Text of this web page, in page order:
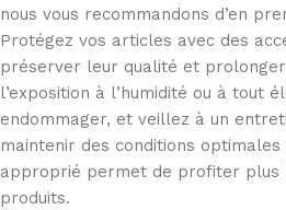
nous vous recommandons d’en
Protégez vos articles avec des
préserver leur qualité et
l’exposition à l’humidité ou à tout
endommager, et veillez à un
maintenir des conditions optimales
approprié permet de profiter plus
produits.